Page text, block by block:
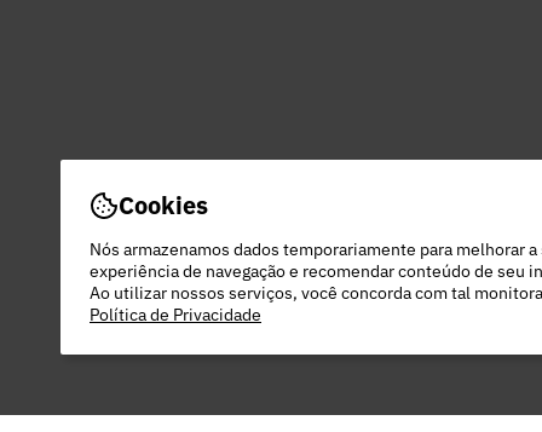
Cookies
Nós armazenamos dados temporariamente para melhorar a
experiência de navegação e recomendar conteúdo de seu
Ao utilizar nossos serviços, você concorda com tal
Política de Privacidade